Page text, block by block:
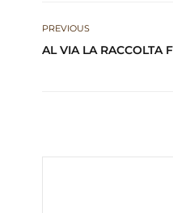
s
A b ra
PREVIOUS
AL VIA LA RACCOLTA